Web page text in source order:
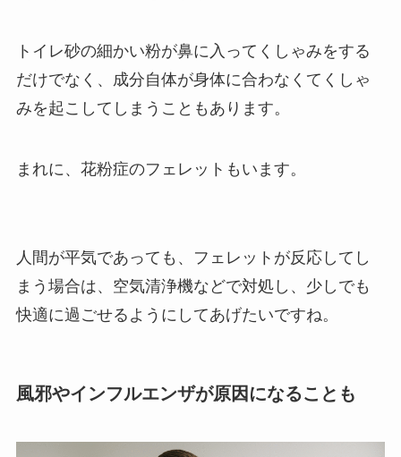
トイレ砂の細かい粉が鼻に入ってくしゃみをする
だけでなく、成分自体が身体に合わなくてくしゃ
みを起こしてしまうこともあります。
まれに、 花粉症のフェレットもいます。
人間が平気であっても、フェレットが反応してし
まう場合は、空気清浄機などで対処し、少しでも
快適に過ごせるようにしてあげたいですね。
風邪やインフルエンザが原因になることも